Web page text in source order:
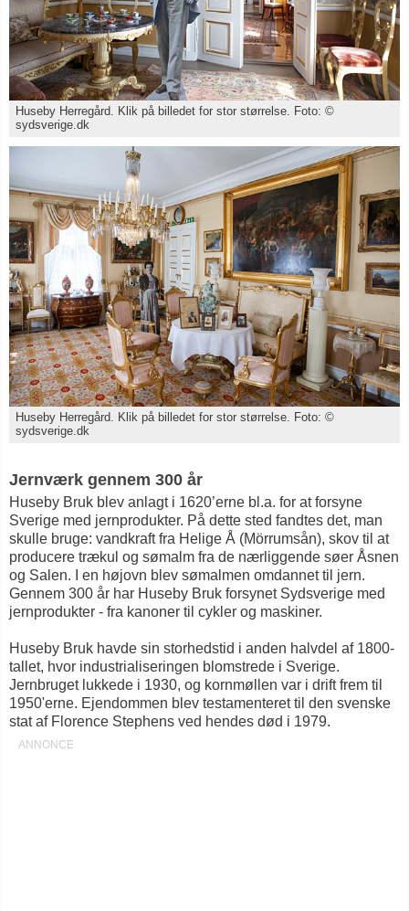
Huseby Herregård. Klik på billedet for stor størrelse. Foto: ©
sydsverige.dk
Huseby Herregård. Klik på billedet for stor størrelse. Foto: ©
sydsverige.dk
Jernværk gennem 300 år
Huseby Bruk blev anlagt i 1620’erne bl.a. for at forsyne
Sverige med jernprodukter. På dette sted fandtes det, man
skulle bruge: vandkraft fra Helige Å (Mörrumsån), skov til at
producere trækul og sømalm fra de nærliggende søer Åsnen
og Salen. I en højovn blev sømalmen omdannet til jern.
Gennem 300 år har Huseby Bruk forsynet Sydsverige med
jernprodukter - fra kanoner til cykler og maskiner.
Huseby Bruk havde sin storhedstid i anden halvdel af 1800-
tallet, hvor industrialiseringen blomstrede i Sverige.
Jernbruget lukkede i 1930, og kornmøllen var i drift frem til
1950'erne. Ejendommen blev testamenteret til den svenske
stat af Florence Stephens ved hendes død i 1979.